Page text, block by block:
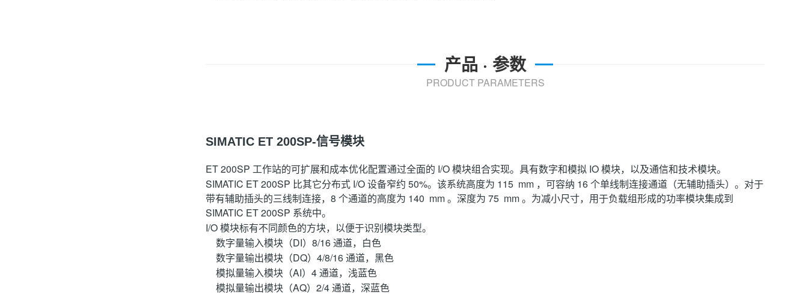
产品 · 参数
PRODUCT PARAMETERS
SIMATIC ET 200SP-信号模块
ET 200SP 工作站的可扩展和成本优化配置通过全面的 I/O 模块组合实现。具有数字和模拟 IO 模块，以及通信和技术模块。
SIMATIC ET 200SP 比其它分布式 I/O 设备窄约 50%。该系统高度为 115 mm ，可容纳 16 个单线制连接通道（无辅助插头）。对于
带有辅助插头的三线制连接，8 个通道的高度为 140 mm 。深度为 75 mm 。为减小尺寸，用于负载组形成的功率模块集成到
SIMATIC ET 200SP 系统中。
I/O 模块标有不同颜色的方块，以便于识别模块类型。
数字量输入模块（DI）8/16 通道，白色
数字量输出模块（DQ）4/8/16 通道，黑色
模拟量输入模块（AI）4 通道，浅蓝色
模拟量输出模块（AQ）2/4 通道，深蓝色